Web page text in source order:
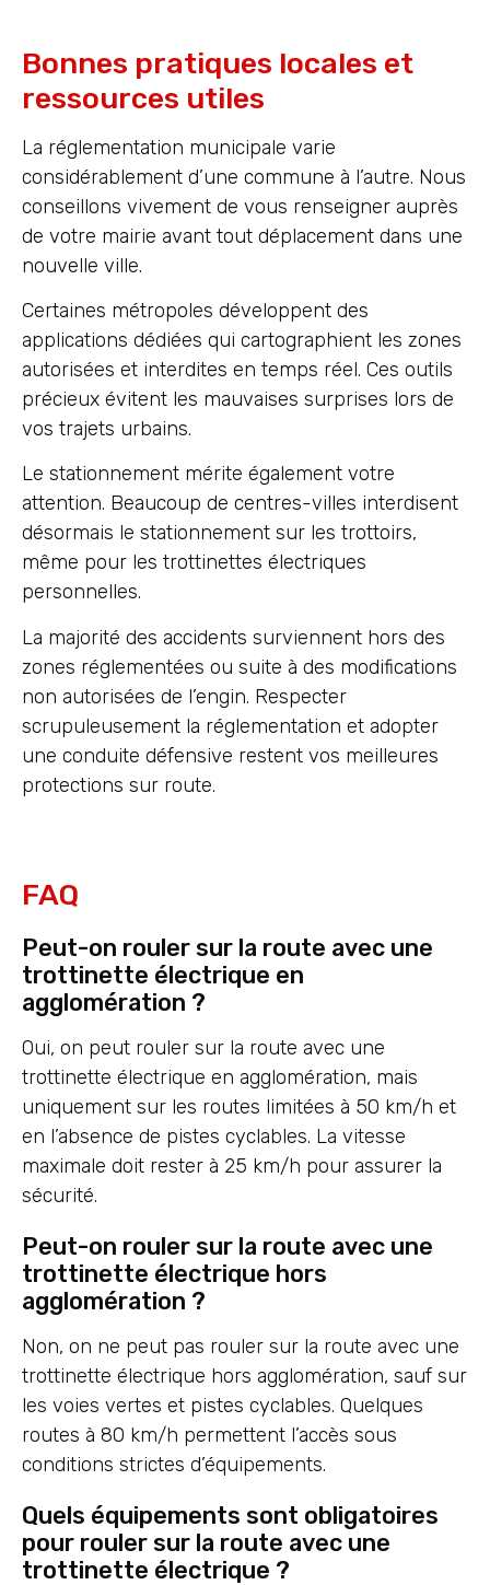
Bonnes pratiques locales et
ressources utiles
La réglementation municipale varie
considérablement d’une commune à l’autre. Nous
conseillons vivement de vous renseigner auprès
de votre mairie avant tout déplacement dans une
nouvelle ville.
Certaines métropoles développent des
applications dédiées qui cartographient les zones
autorisées et interdites en temps réel. Ces outils
précieux évitent les mauvaises surprises lors de
vos trajets urbains.
Le stationnement mérite également votre
attention. Beaucoup de centres-villes interdisent
désormais le stationnement sur les trottoirs,
même pour les trottinettes électriques
personnelles.
La majorité des accidents surviennent hors des
zones réglementées ou suite à des modifications
non autorisées de l’engin. Respecter
scrupuleusement la réglementation et adopter
une conduite défensive restent vos meilleures
protections sur route.
FAQ
Peut-on rouler sur la route avec une
trottinette électrique en
agglomération ?
Oui, on peut rouler sur la route avec une
trottinette électrique en agglomération, mais
uniquement sur les routes limitées à 50 km/h et
en l’absence de pistes cyclables. La vitesse
maximale doit rester à 25 km/h pour assurer la
sécurité.
Peut-on rouler sur la route avec une
trottinette électrique hors
agglomération ?
Non, on ne peut pas rouler sur la route avec une
trottinette électrique hors agglomération, sauf sur
les voies vertes et pistes cyclables. Quelques
routes à 80 km/h permettent l’accès sous
conditions strictes d’équipements.
Quels équipements sont obligatoires
pour rouler sur la route avec une
trottinette électrique ?